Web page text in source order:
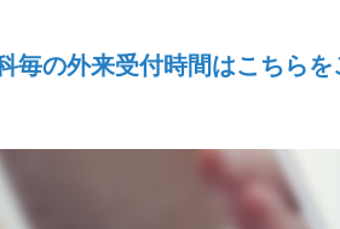
毎の外来受付時間はこちら